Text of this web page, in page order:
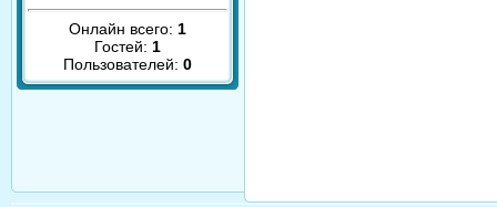
Онлайн всего: 1
Гостей: 1
Пользователей: 0